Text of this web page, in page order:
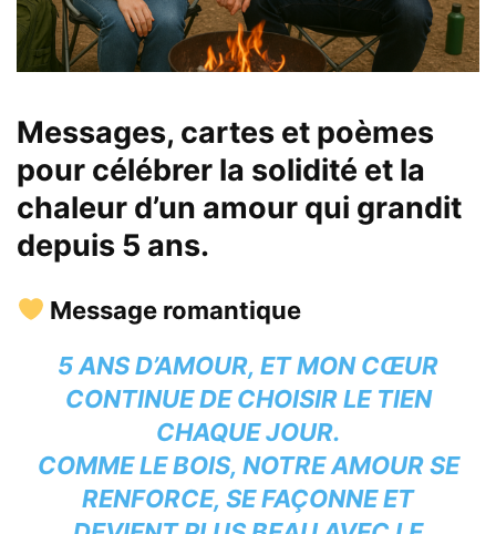
Messages, cartes et poèmes
pour célébrer la solidité et la
chaleur d’un amour qui grandit
depuis 5 ans.
Message romantique
5 ANS D’AMOUR, ET MON CŒUR
CONTINUE DE CHOISIR LE TIEN
CHAQUE JOUR.
COMME LE BOIS, NOTRE AMOUR SE
RENFORCE, SE FAÇONNE ET